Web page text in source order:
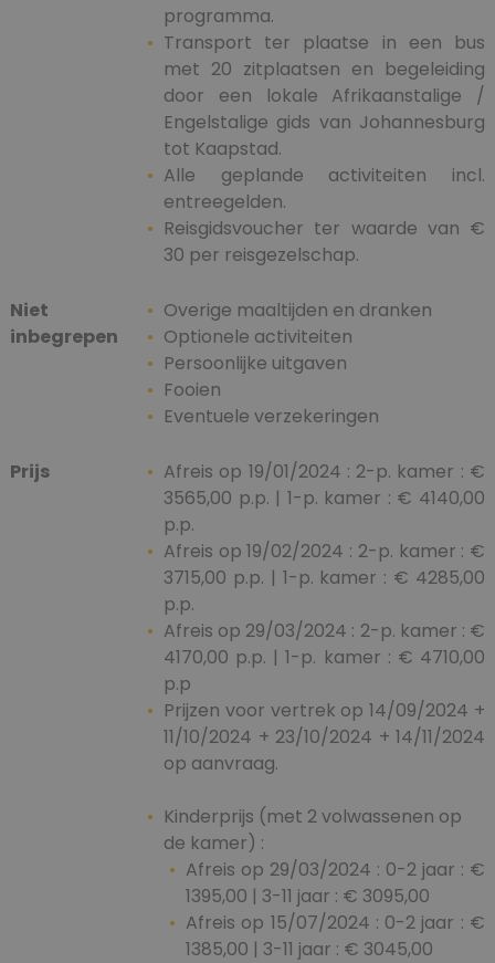
programma.
Transport ter plaatse in een bus
met 20 zitplaatsen en begeleiding
door een lokale Afrikaanstalige /
Engelstalige gids van Johannesburg
tot Kaapstad.
Alle geplande activiteiten incl.
entreegelden.
Reisgidsvoucher ter waarde van €
30 per reisgezelschap.
Niet
inbegrepen
Overige maaltijden en dranken
Optionele activiteiten
Persoonlijke uitgaven
Fooien
Eventuele verzekeringen
Prijs
Afreis op 19/01/2024 : 2-p. kamer : €
3565,00 p.p. | 1-p. kamer : € 4140,00
p.p.
Afreis op 19/02/2024 : 2-p. kamer : €
3715,00 p.p. | 1-p. kamer : € 4285,00
p.p.
Afreis op 29/03/2024 : 2-p. kamer : €
4170,00 p.p. | 1-p. kamer : € 4710,00
p.p
Prijzen voor vertrek op 14/09/2024 +
11/10/2024 + 23/10/2024 + 14/11/2024
op aanvraag.
Kinderprijs (met 2 volwassenen op
de kamer) :
Afreis op 29/03/2024 : 0-2 jaar : €
1395,00 | 3-11 jaar : € 3095,00
Afreis op 15/07/2024 : 0-2 jaar : €
1385,00 | 3-11 jaar : € 3045,00